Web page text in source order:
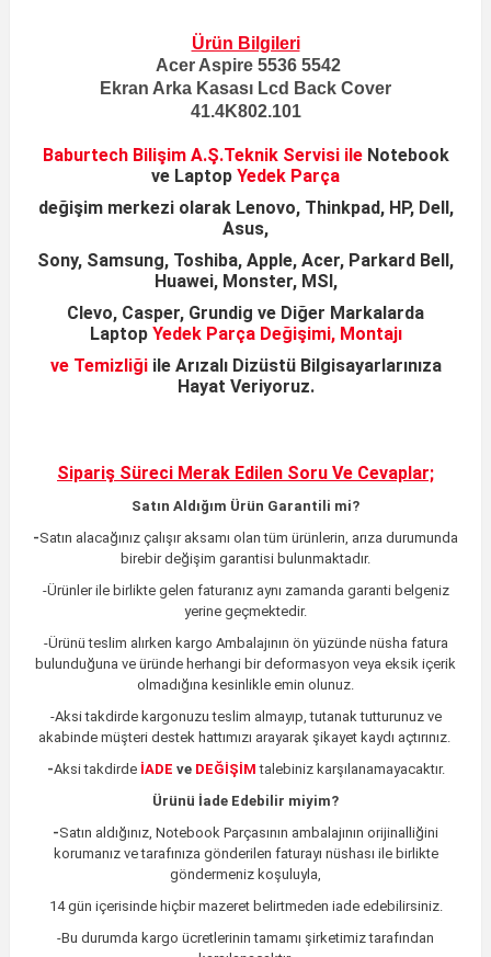
Ürün Bilgileri
Acer Aspire 5536 5542
Ekran Arka Kasası Lcd Back Cover
41.4K802.101
Baburtech Bilişim A.Ş.Teknik Servisi ile Notebook
ve Laptop Yedek Parça
değişim merkezi olarak Lenovo, Thinkpad, HP, Dell,
Asus,
Sony, Samsung, Toshiba, Apple, Acer, Parkard Bell,
Huawei, Monster, MSI,
Clevo, Casper, Grundig ve Diğer Markalarda
Laptop Yedek Parça Değişimi, Montajı
ve Temizliği ile Arızalı Dizüstü Bilgisayarlarınıza
Hayat Veriyoruz.
Sipariş Süreci Merak Edilen Soru Ve Cevaplar;
Satın Aldığım Ürün Garantili mi?
-Satın alacağınız çalışır aksamı olan tüm ürünlerin, arıza durumunda
birebir değişim garantisi bulunmaktadır.
-Ürünler ile birlikte gelen faturanız aynı zamanda garanti belgeniz
yerine geçmektedir.
-Ürünü teslim alırken kargo Ambalajının ön yüzünde nüsha fatura
bulunduğuna ve üründe herhangi bir deformasyon veya eksik içerik
olmadığına kesinlikle emin olunuz.
-Aksi takdirde kargonuzu teslim almayıp, tutanak tutturunuz ve
akabinde müşteri destek hattımızı arayarak şikayet kaydı açtırınız.
-Aksi takdirde İADE ve DEĞİŞİM talebiniz karşılanamayacaktır.
Ürünü İade Edebilir miyim?
-Satın aldığınız, Notebook Parçasının ambalajının orijinalliğini
korumanız ve tarafınıza gönderilen faturayı nüshası ile birlikte
göndermeniz koşuluyla,
14 gün içerisinde hiçbir mazeret belirtmeden iade edebilirsiniz.
-Bu durumda kargo ücretlerinin tamamı şirketimiz tarafından